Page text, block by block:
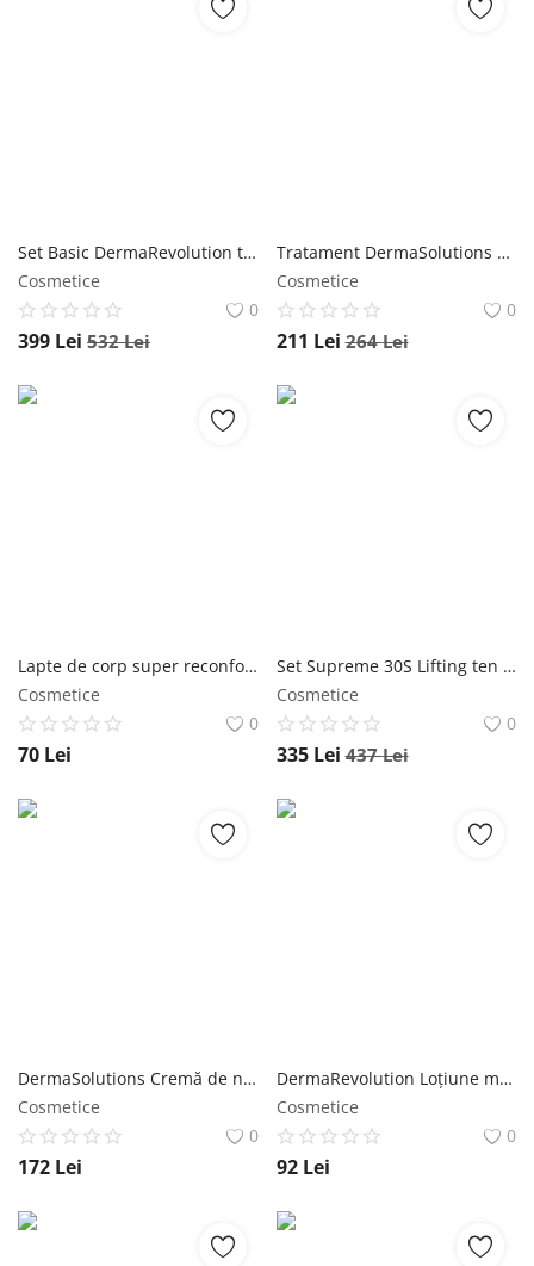
Set Basic DermaRevolution ten normal/uscat Wawa Fresh Cosmetics
Cosmetice
0
399 Lei 532Lei
Tratament DermaSolutions pentru depigmentare, înălbire, iluminare Wawa Fresh Cosmetics
Cosmetice
0
211 Lei 264Lei
Lapte de corp super reconfortant Happy Fresh Bio Colagen Body Milk Wawa Fresh Cosmetics
Cosmetice
0
70 Lei
Set Supreme 30S Lifting ten mixt/gras Wawa Fresh Cosmetics
Cosmetice
0
335 Lei 437Lei
DermaSolutions Cremă de noapte pentru depigmentare și înălbire 100% molecular skincare Wawa Fresh Cosmetics
Cosmetice
0
172 Lei
DermaRevolution Loțiune micelară hidratantă și iluminatoare Wawa Fresh Cosmetics
Cosmetice
0
92 Lei